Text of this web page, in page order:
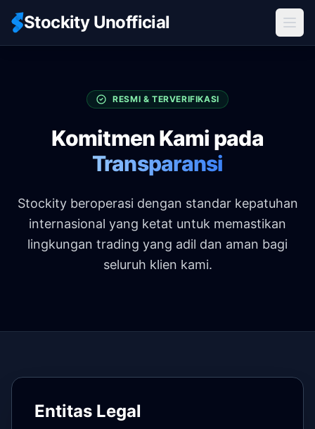
Stockity Unofficial
RESMI & TERVERIFIKASI
Komitmen Kami pada
Transparansi
Stockity beroperasi dengan standar kepatuhan
internasional yang ketat untuk memastikan
lingkungan trading yang adil dan aman bagi
seluruh klien kami.
Entitas Legal